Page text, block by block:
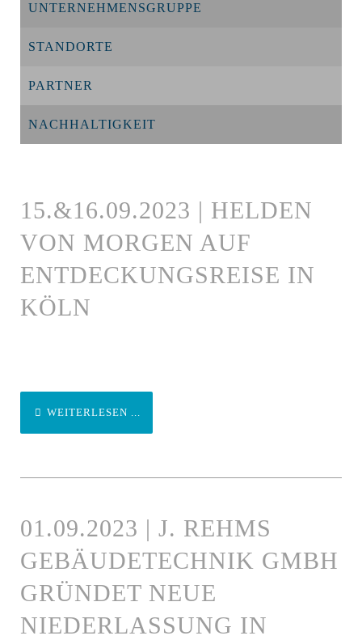
UNTERNEHMENSGRUPPE
STANDORTE
PARTNER
NACHHALTIGKEIT
15.&16.09.2023 | HELDEN
VON MORGEN AUF
ENTDECKUNGSREISE IN
KÖLN
WEITERLESEN ...
01.09.2023 | J. REHMS
GEBÄUDETECHNIK GMBH
GRÜNDET NEUE
NIEDERLASSUNG IN